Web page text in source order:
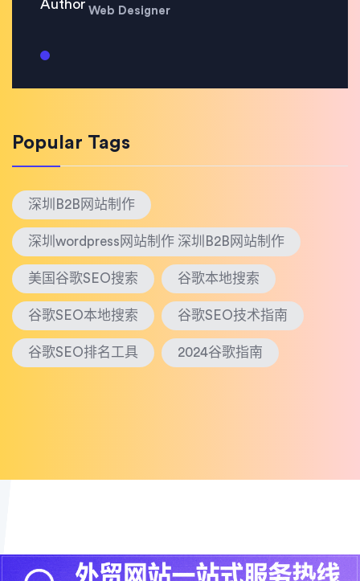
Web Designer
Popular Tags
深圳B2B网站制作
深圳wordpress网站制作 深圳B2B网站制作
美国谷歌SEO搜索 谷歌本地搜索
谷歌SEO本地搜索 谷歌SEO技术指南
谷歌SEO排名工具 2024谷歌指南